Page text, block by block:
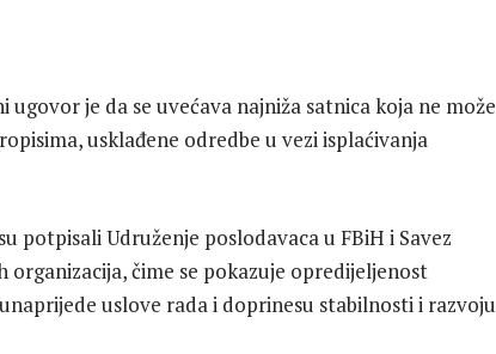
je da se uvećava najniža satnica koja ne može
usklađene odredbe u vezi isplaćivanja
Udruženje poslodavaca u FBiH i Savez
čime se pokazuje opredijeljenost
uslove rada i doprinesu stabilnosti i razvoju